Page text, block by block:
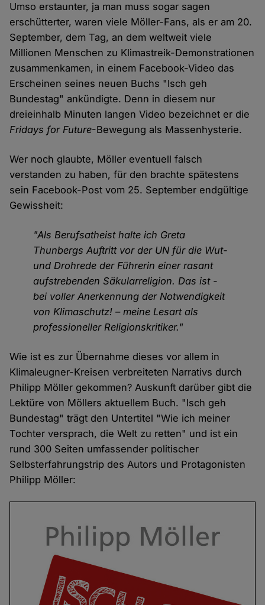
Umso erstaunter, ja man muss sogar sagen
erschütterter, waren viele Möller-Fans, als er am 20.
September, dem Tag, an dem weltweit viele
Millionen Menschen zu Klimastreik-Demonstrationen
zusammenkamen, in einem Facebook-Video das
Erscheinen seines neuen Buchs "Isch geh
Bundestag" ankündigte. Denn in diesem nur
dreieinhalb Minuten langen Video bezeichnet er die
Fridays for Future-Bewegung als Massenhysterie.
Wer noch glaubte, Möller eventuell falsch
verstanden zu haben, für den brachte spätestens
sein Facebook-Post vom 25. September endgültige
Gewissheit:
"Als Berufsatheist halte ich Greta
Thunbergs Auftritt vor der UN für die Wut-
und Drohrede der Führerin einer rasant
aufstrebenden Säkularreligion. Das ist -
bei voller Anerkennung der Notwendigkeit
von Klimaschutz! – meine Lesart als
professioneller Religionskritiker."
Wie ist es zur Übernahme dieses vor allem in
Klimaleugner-Kreisen verbreiteten Narrativs durch
Philipp Möller gekommen? Auskunft darüber gibt die
Lektüre von Möllers aktuellem Buch. "Isch geh
Bundestag" trägt den Untertitel "Wie ich meiner
Tochter versprach, die Welt zu retten" und ist ein
rund 300 Seiten umfassender politischer
Selbsterfahrungstrip des Autors und Protagonisten
Philipp Möller: